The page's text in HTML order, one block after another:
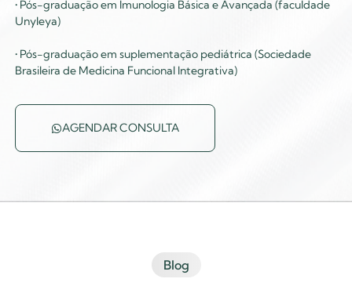
• Pós-graduação em Imunologia Básica e Avançada (faculdade
Unyleya)
• Pós-graduação em suplementação pediátrica (Sociedade
Brasileira de Medicina Funcional Integrativa)
AGENDAR CONSULTA
Blog